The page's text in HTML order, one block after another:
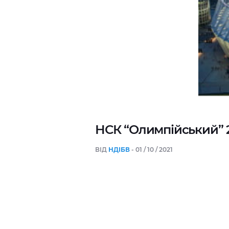
НСК “Олимпійський”
ВІД НДІБВ - 01 / 10 / 2021